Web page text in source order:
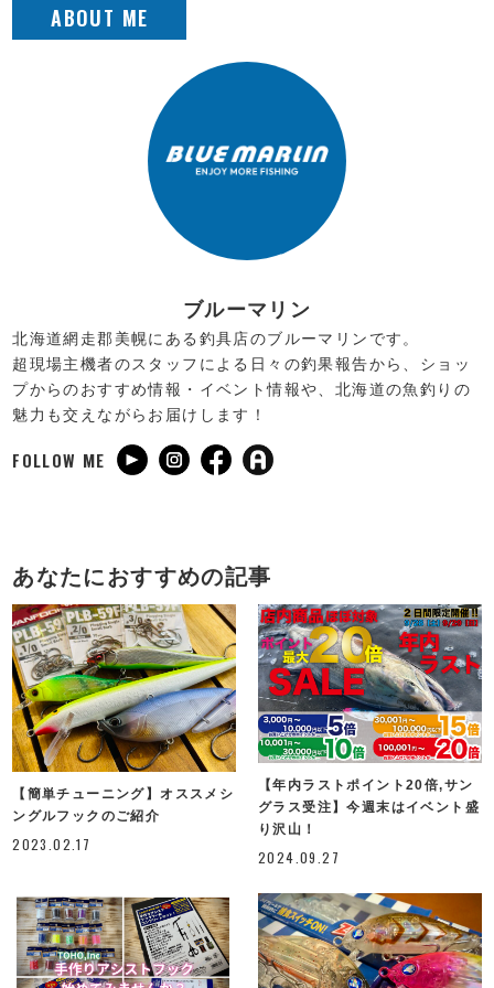
ブルーマリン
北海道網走郡美幌にある釣具店のブルーマリンです。
超現場主機者のスタッフによる日々の釣果報告から、ショッ
プからのおすすめ情報・イベント情報や、北海道の魚釣りの
魅力も交えながらお届けします！
FOLLOW ME
あなたにおすすめの記事
【簡単チューニング】オススメシ
ングルフックのご紹介
2023.02.17
【年内ラストポイント20倍,サン
グラス受注】今週末はイベント盛
り沢山！
2024.09.27